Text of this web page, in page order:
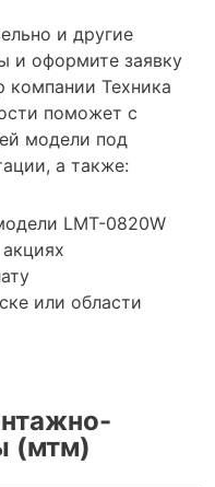
и другие
и оформите заявку
Техника
поможет с
модели под
а также:
LMT-0820W
или области
(мтм)